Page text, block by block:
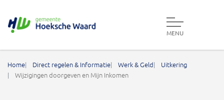
MENU
Home Direct regelen & Informatie Werk & Geld
Uitkering
Wijzigingen doorgeven en Mijn Inkomen